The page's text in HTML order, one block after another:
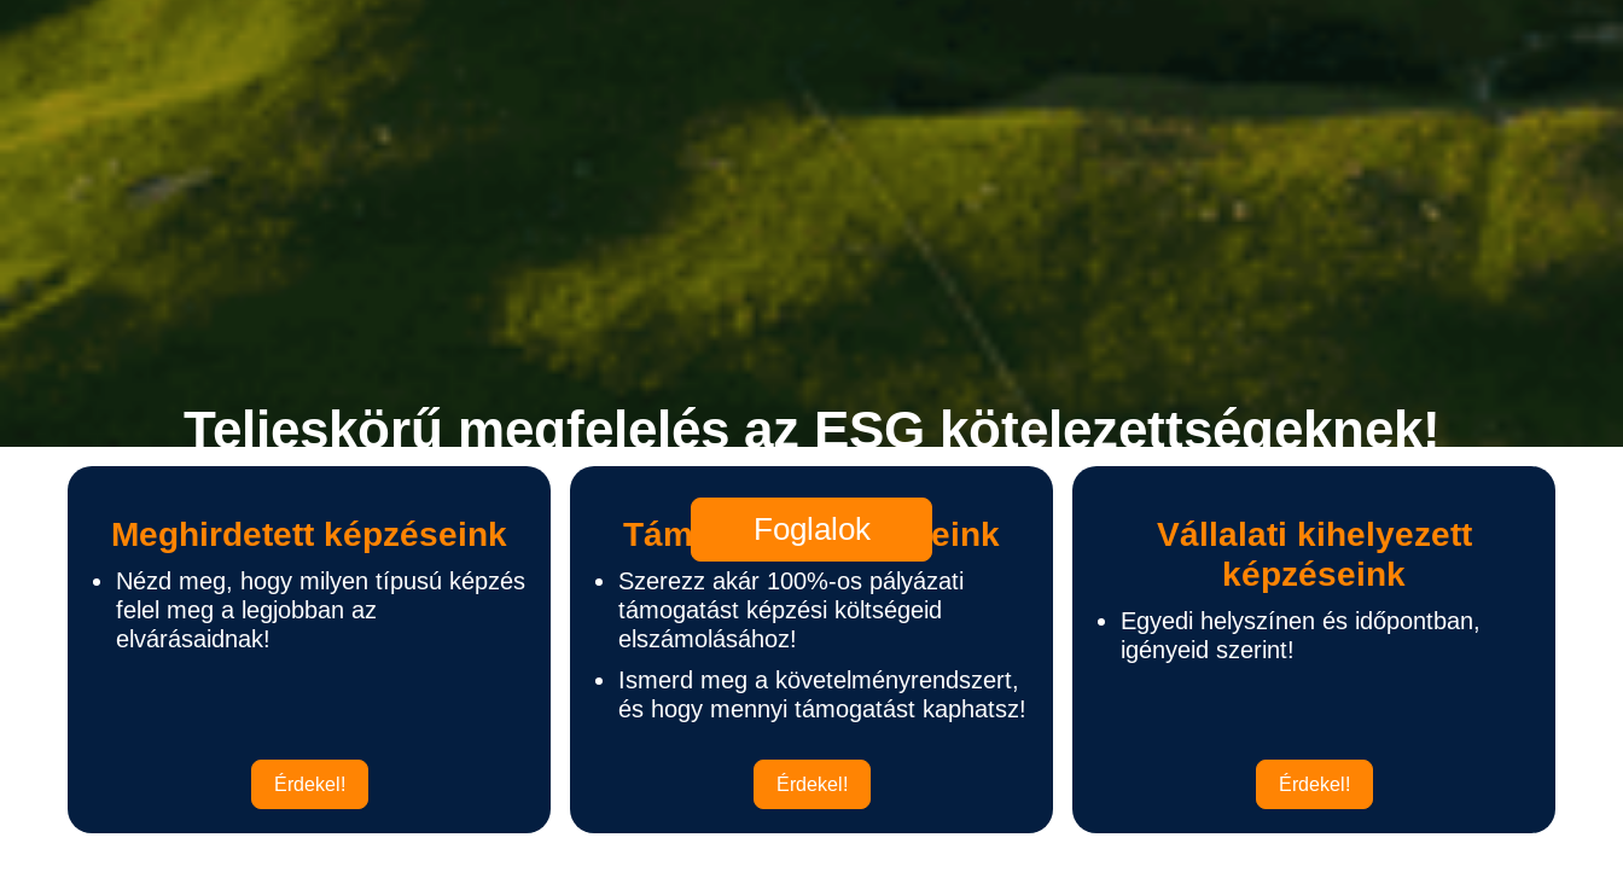
Teljeskörű megfelelés az ESG kötelezettségeknek!
Foglalok
Meghirdetett képzéseink
Nézd meg, hogy milyen típusú képzés
felel meg a legjobban az
elvárásaidnak!
Érdekel!
Támogatott képzéseink
Szerezz akár 100%-os pályázati
támogatást képzési költségeid
elszámolásához!
Ismerd meg a követelményrendszert,
és hogy mennyi támogatást kaphatsz!
Érdekel!
Vállalati kihelyezett
képzéseink
Egyedi helyszínen és időpontban,
igényeid szerint!
Érdekel!